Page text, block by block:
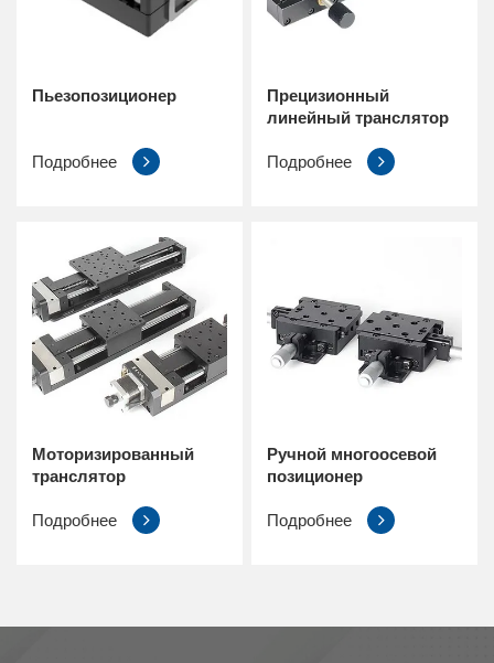
Пьезопозиционер
Подробнее
Прецизионный
линейный транслятор
Подробнее
Моторизированный
транслятор
Подробнее
Ручной многоосевой
позиционер
Подробнее